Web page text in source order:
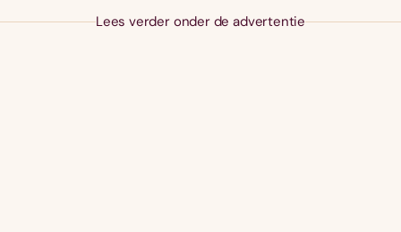
Lees verder onder de advertentie